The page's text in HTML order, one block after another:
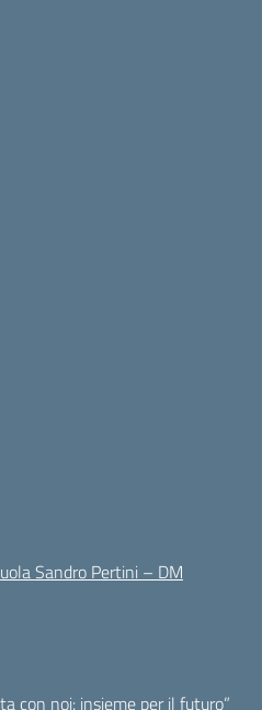
Sandro Pertini – DM
con noi: insieme per il futuro”